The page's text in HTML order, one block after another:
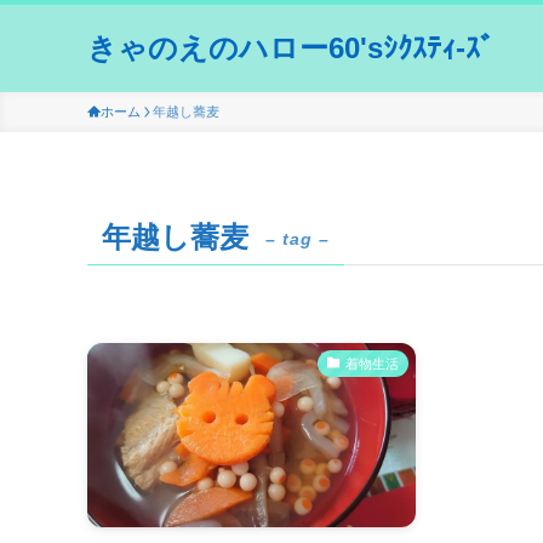
きゃのえのハロー60'sｼｸｽﾃｨ-ｽﾞ
ホーム 年越し蕎麦
年越し蕎麦 – tag –
着物生活